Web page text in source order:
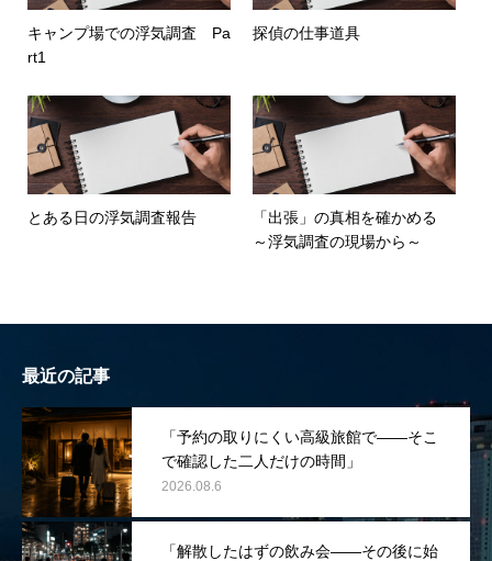
キャンプ場での浮気調査 Pa
rt1
探偵の仕事道具
とある日の浮気調査報告
「出張」の真相を確かめる
～浮気調査の現場から～
最近の記事
「予約の取りにくい高級旅館で――そこ
で確認した二人だけの時間」
2026.08.6
「解散したはずの飲み会――その後に始